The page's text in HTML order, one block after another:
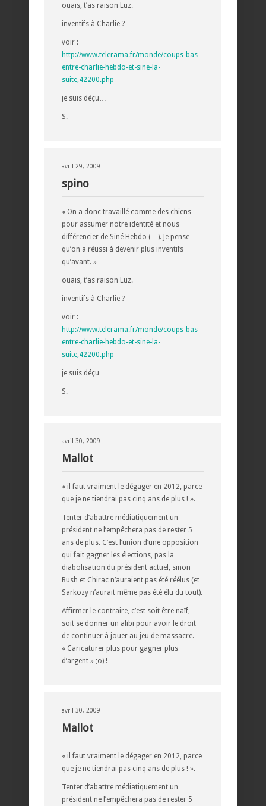
ouais, t’as raison Luz.
inventifs à Charlie ?
voir :
http://www.telerama.fr/monde/coups-bas-
entre-charlie-hebdo-et-sine-la-
suite,42200.php
je suis déçu…
S.
avril 29, 2009
spino
« On a donc travaillé comme des chiens
pour assumer notre identité et nous
différencier de Siné Hebdo (…). Je pense
qu’on a réussi à devenir plus inventifs
qu’avant. »
ouais, t’as raison Luz.
inventifs à Charlie ?
voir :
http://www.telerama.fr/monde/coups-bas-
entre-charlie-hebdo-et-sine-la-
suite,42200.php
je suis déçu…
S.
avril 30, 2009
Mallot
« il faut vraiment le dégager en 2012, parce
que je ne tiendrai pas cinq ans de plus ! ».
Tenter d’abattre médiatiquement un
président ne l’empêchera pas de rester 5
ans de plus. C’est l’union d’une opposition
qui fait gagner les élections, pas la
diabolisation du président actuel, sinon
Bush et Chirac n’auraient pas été réélus (et
Sarkozy n’aurait même pas été élu du tout).
Affirmer le contraire, c’est soit être naïf,
soit se donner un alibi pour avoir le droit
de continuer à jouer au jeu de massacre.
« Caricaturer plus pour gagner plus
d’argent » ;o) !
avril 30, 2009
Mallot
« il faut vraiment le dégager en 2012, parce
que je ne tiendrai pas cinq ans de plus ! ».
Tenter d’abattre médiatiquement un
président ne l’empêchera pas de rester 5